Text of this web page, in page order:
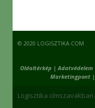
© 2020 LOGISZTIKA.COM
Oldaltérkép | Adatvédelem
Marketingpont|
Logisztika címszavakban